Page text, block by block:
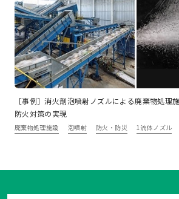
［事例］消火剤泡噴射ノズルによる廃棄物処理
防火対策の実現
廃棄物処理施設 泡噴射 防火・防災 1流体ノズル